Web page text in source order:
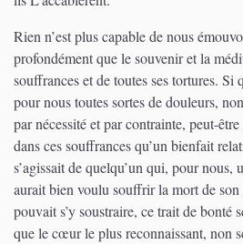
Rien n’est plus capable de nous
profondément que le souvenir et la
souffrances et de toutes ses tortures. Si
pour nous toutes sortes de douleurs,
par nécessité et par contrainte, peut-
dans ces souffrances qu’un bienfait
s’agissait de quelqu’un qui, pour nous,
aurait bien voulu souffrir la mort de
pouvait s’y soustraire, ce trait de bonté
que le cœur le plus reconnaissant, non